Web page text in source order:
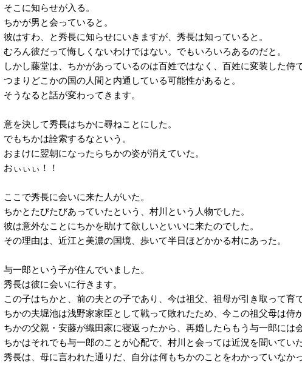
そこに知らせが入る。
ちかが男と会っていると。
彼はすわ、と秀長に知らせにいきますが、秀長は知っていると。
むろん彼だって悔しくないわけではない。でもいろいろあるのだと。
しかし藤堂は、ちかがあっているのは百姓ではなく、百姓に変装した侍
つまりどこかの国の人間と内通している可能性があると。
そうなると話が変わってきます。
意を決して秀長はちかに尋ねことにした。
でもちかは詮索するなという。
おまけに翌朝になったらちかの姿が消えていた。
おぃぃぃ！！
ここで秀長に会いに来た人がいた。
ちかとたびたびあっていたという、村川という人物でした。
彼は意外なことにちかを助けて欲しいといいに来たのでした。
その理由は、近江と美濃の国境、歩いて半日ほどかかる村にあった。
与一郎という子が住んでいました。
秀長は彼に会いに行きます。
この子はちかと、前の夫との子であり、今は祖父、祖母が引き取って育
ちかの夫堀池は浅野家家臣として戦って敗れたため、今この祖父母は侍
ちかの父親・安藤が織田家に寝返ったから、再婚したらもう与一郎には
ちかはそれでも与一郎のことが心配で、村川と会っては近況を聞いてい
秀長は、母に言われた通りだ、自分は何もちかのことをわかっていなか